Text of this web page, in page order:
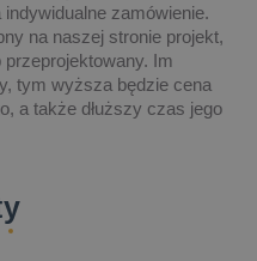
zamówienie.
na naszej stronie projekt,
Im
tym wyższa będzie cena
a także dłuższy czas jego